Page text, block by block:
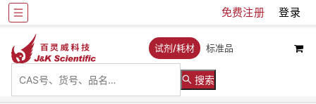
免费注册 登录
试剂/耗材 标准品
搜索